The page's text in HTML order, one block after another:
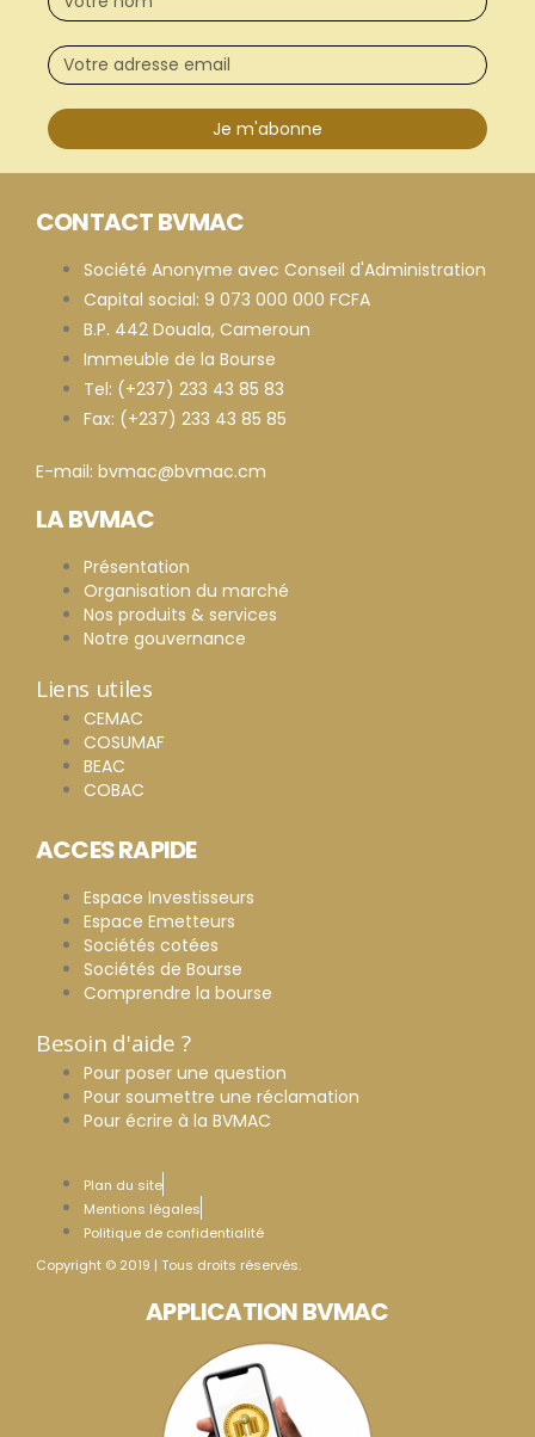
Je m'abonne
CONTACT BVMAC
Société Anonyme avec Conseil d'Administration
Capital social: 9 073 000 000 FCFA
B.P. 442 Douala, Cameroun
Immeuble de la Bourse
Tel: (+237) 233 43 85 83
Fax: (+237) 233 43 85 85
E-mail: bvmac@bvmac.cm
LA BVMAC
Présentation
Organisation du marché
Nos produits & services
Notre gouvernance
Liens utiles
CEMAC
COSUMAF
BEAC
COBAC
ACCES RAPIDE
Espace Investisseurs
Espace Emetteurs
Sociétés cotées
Sociétés de Bourse
Comprendre la bourse
Besoin d'aide ?
Pour poser une question
Pour soumettre une réclamation
Pour écrire à la BVMAC
Plan du site
Mentions légales
Politique de confidentialité
Copyright © 2019 | Tous droits réservés.
APPLICATION BVMAC